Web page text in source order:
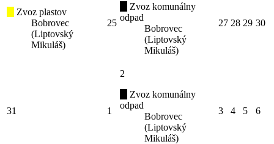
Zvoz plastov
Bobrovec
(Liptovský
Mikuláš)
25
Zvoz komunálny
odpad
Bobrovec
(Liptovský
Mikuláš)
27 28 29 30
31 1
2
Zvoz komunálny
odpad
Bobrovec
(Liptovský
Mikuláš)
3 4 5 6